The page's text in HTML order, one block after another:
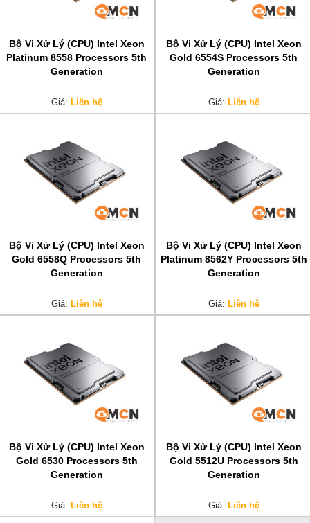
Bộ Vi Xử Lý (CPU) Intel Xeon
Platinum 8558 Processors 5th
Generation
Giá: Liên hệ
Bộ Vi Xử Lý (CPU) Intel Xeon
Gold 6554S Processors 5th
Generation
Giá: Liên hệ
Bộ Vi Xử Lý (CPU) Intel Xeon
Gold 6558Q Processors 5th
Generation
Giá: Liên hệ
Bộ Vi Xử Lý (CPU) Intel Xeon
Platinum 8562Y Processors 5th
Generation
Giá: Liên hệ
Bộ Vi Xử Lý (CPU) Intel Xeon
Gold 6530 Processors 5th
Generation
Giá: Liên hệ
Bộ Vi Xử Lý (CPU) Intel Xeon
Gold 5512U Processors 5th
Generation
Giá: Liên hệ